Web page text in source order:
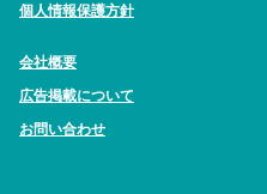
個人情報保護方針
会社概要
広告掲載について
お問い合わせ